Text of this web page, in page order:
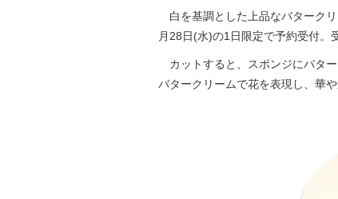
白を基調とした上品なバターク
月28日(水)の1日限定で予約受付。
カットすると、スポンジにバター
バタークリームで花を表現し、華